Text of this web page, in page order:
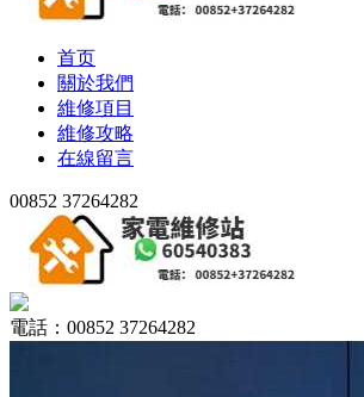
首页
關於我們
維修項目
維修攻略
在線留言
00852 37264282
電話：00852 37264282